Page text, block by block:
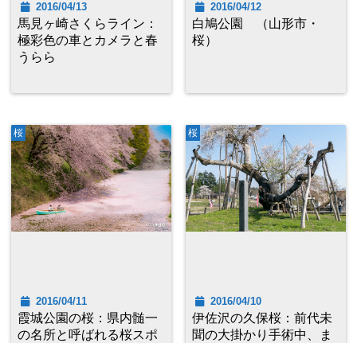
2016/04/13
馬見ヶ崎さくらライン：
極彩色の車とカメラと春
うらら
2016/04/12
白鳩公園 （山形市・
桜）
桜
2016/04/11
霞城公園の桜：県内髄一
の名所と呼ばれる桜スポ
桜
2016/04/10
伊佐沢の久保桜：前代未
聞の大掛かり手術中、ま